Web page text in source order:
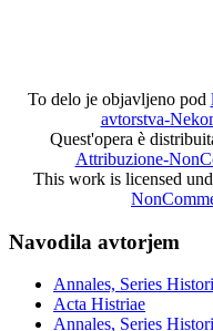
To delo je objavljeno pod
avtorstva-
Quest'opera è
Attribuzione-
This work is licensed
Navodila avtorjem
Annales, Series
Acta Histriae
Annales, Series